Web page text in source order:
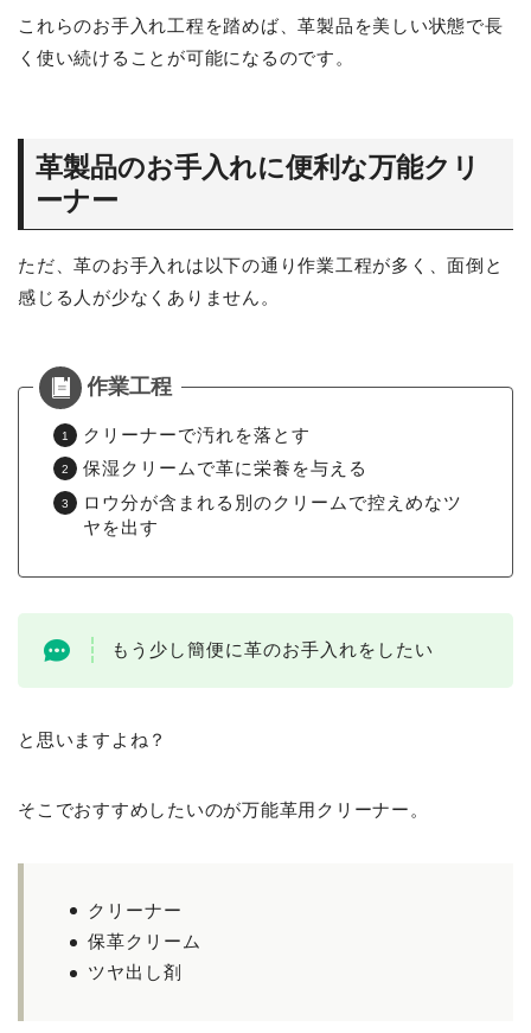
これらのお手入れ工程を踏めば、革製品を美しい状態で長
く使い続けることが可能になるのです。
革製品のお手入れに便利な万能クリ
ーナー
ただ、革のお手入れは以下の通り作業工程が多く、面倒と
感じる人が少なくありません。
クリーナーで汚れを落とす
保湿クリームで革に栄養を与える
ロウ分が含まれる別のクリームで控えめなツ
ヤを出す
もう少し簡便に革のお手入れをしたい
と思いますよね？
そこでおすすめしたいのが万能革用クリーナー。
クリーナー
保革クリーム
ツヤ出し剤